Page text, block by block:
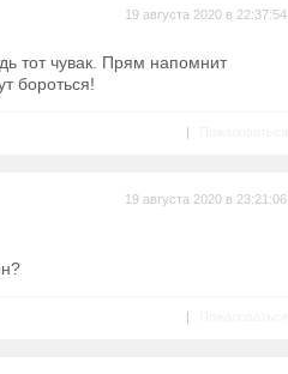
19 августа 2020 в 22:37:54
тот чувак. Прям напомнит
бороться!
|
19 августа 2020 в 23:21:06
|